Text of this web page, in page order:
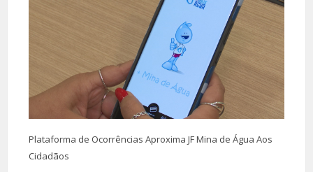
Plataforma de Ocorrências Aproxima JF Mina de Água Aos
Cidadãos